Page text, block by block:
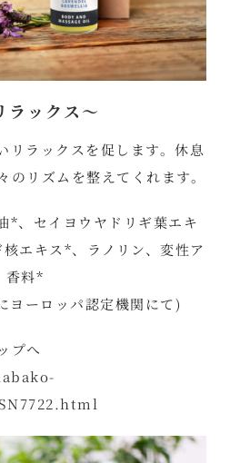
ラックス～
リラックスを促します。休息
のリズムを整えてくれます。
*、セイヨウヤドリギ葉エキ
エキス*、ラノリン、変性ア
香料*
ヨーロッパ認定機関にて)
プへ